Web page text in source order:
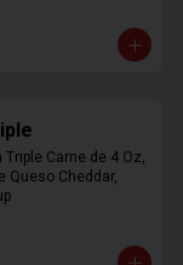
Carne de 4 Oz,
Queso Cheddar,